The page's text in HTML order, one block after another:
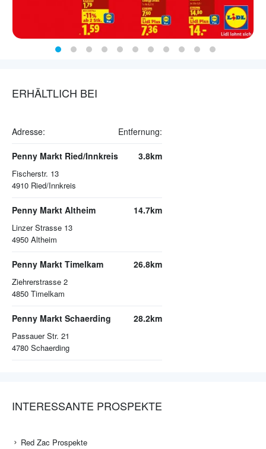
ERHÄLTLICH BEI
Adresse: Entfernung:
Penny Markt Ried/Innkreis
Fischerstr. 13
4910 Ried/Innkreis
3.8km
Penny Markt Altheim
Linzer Strasse 13
4950 Altheim
14.7km
Penny Markt Timelkam
Ziehrerstrasse 2
4850 Timelkam
26.8km
Penny Markt Schaerding
Passauer Str. 21
4780 Schaerding
28.2km
INTERESSANTE PROSPEKTE
Red Zac Prospekte